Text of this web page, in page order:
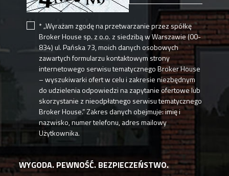
WYGODA. PEWNOŚĆ. BEZPIECZEŃSTWO.
* „Wyrażam zgodę na przetwarzanie przez spółkę
Broker House sp. z o.o. z siedzibą w Warszawie (00-
834) ul. Pańska 73, moich danych osobowych
zawartych formularzu kontaktowym strony
internetowego serwisu tematycznego Broker House
– wyszukiwarki ofert w celu i zakresie niezbędnym
do udzielenia odpowiedzi na zapytanie ofertowe lub
skorzystanie z nieodpłatnego serwisu tematycznego
Broker House.” Zakres danych obejmuje: imię i
nazwisko, numer telefonu, adres mailowy
Użytkownika.